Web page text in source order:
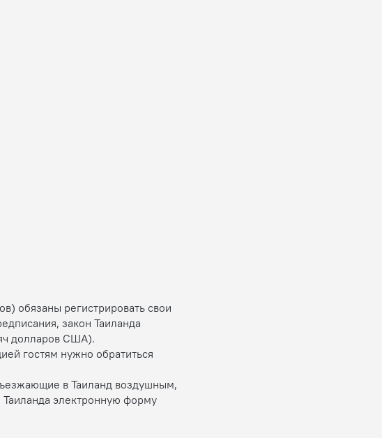
обязаны регистрировать свои
закон Таиланда
долларов США).
гостям нужно обратиться
в Таиланд воздушным,
электронную форму